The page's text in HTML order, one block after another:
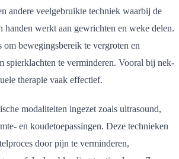
andere veelgebruikte techniek waarbij de
handen werkt aan gewrichten en weke delen.
bewegingsbereik te vergroten en
spierklachten te verminderen. Vooral bij nek-
therapie vaak effectief.
modaliteiten ingezet zoals ultrasound,
en koudetoepassingen. Deze technieken
door pijn te verminderen,